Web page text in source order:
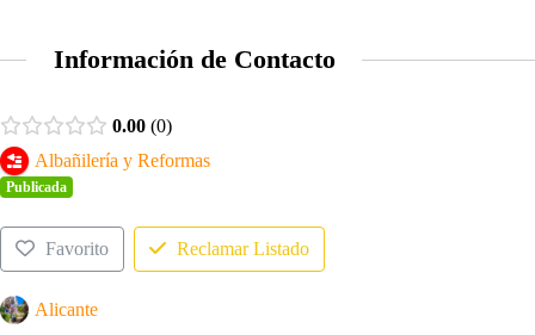
Información de Contacto
0.00 0
Albañilería y Reformas
Publicada
Favorito Reclamar Listado
Alicante